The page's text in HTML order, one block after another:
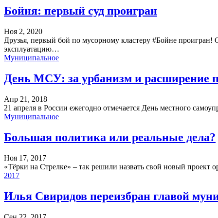
Бойня: первый суд проигран
Ноя 2, 2020
Друзья, первый бой по мусорному кластеру #Бойне проигран!
эксплуатацию…
Муниципальное
День МСУ: за урбанизм и расширение
Апр 21, 2018
21 апреля в России ежегодно отмечается День местного
Муниципальное
Большая политика или реальные дела?
Ноя 17, 2017
«Тёрки на Стрелке» – так решили назвать свой новый проект
2017
Илья Свиридов переизбран главой